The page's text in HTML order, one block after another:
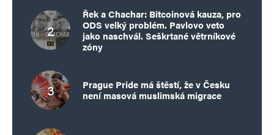
Řek a Chachar: Bitcoinová kauza, pro
ODS velký problém. Pavlovo veto
jako naschvál. Seškrtané větrníkové
zóny
Prague Pride má štěstí, že v Česku
není masová muslimská migrace